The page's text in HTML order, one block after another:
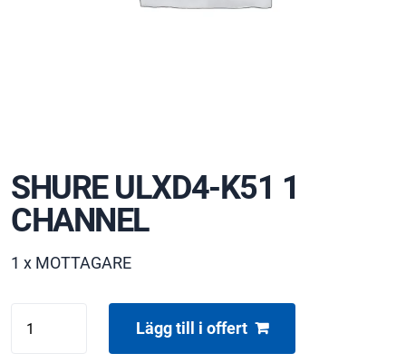
SHURE ULXD4-K51 1
CHANNEL
1 x MOTTAGARE
ULXD4-
Lägg till i offert